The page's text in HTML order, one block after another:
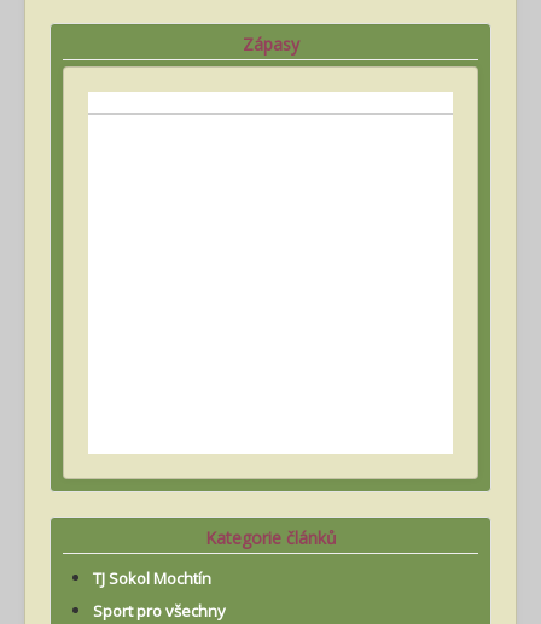
Zápasy
Kategorie článků
TJ Sokol Mochtín
Sport pro všechny